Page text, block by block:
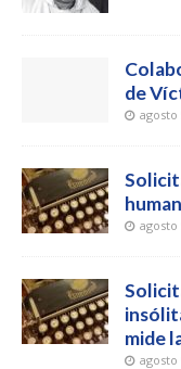
de
agosto
agosto
mide
agosto